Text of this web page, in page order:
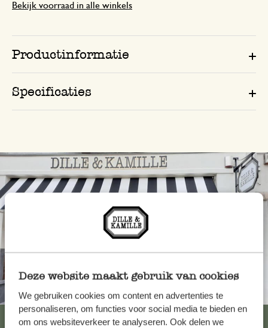
Deze website maakt gebruik van cookies
We gebruiken cookies om content en advertenties te
personaliseren, om functies voor social media te bieden en
om ons websiteverkeer te analyseren. Ook delen we
Bekijk voorraad in alle winkels
Productinformatie
Specificaties
Altijd in de buurt
Bekijk alle 62 winkels